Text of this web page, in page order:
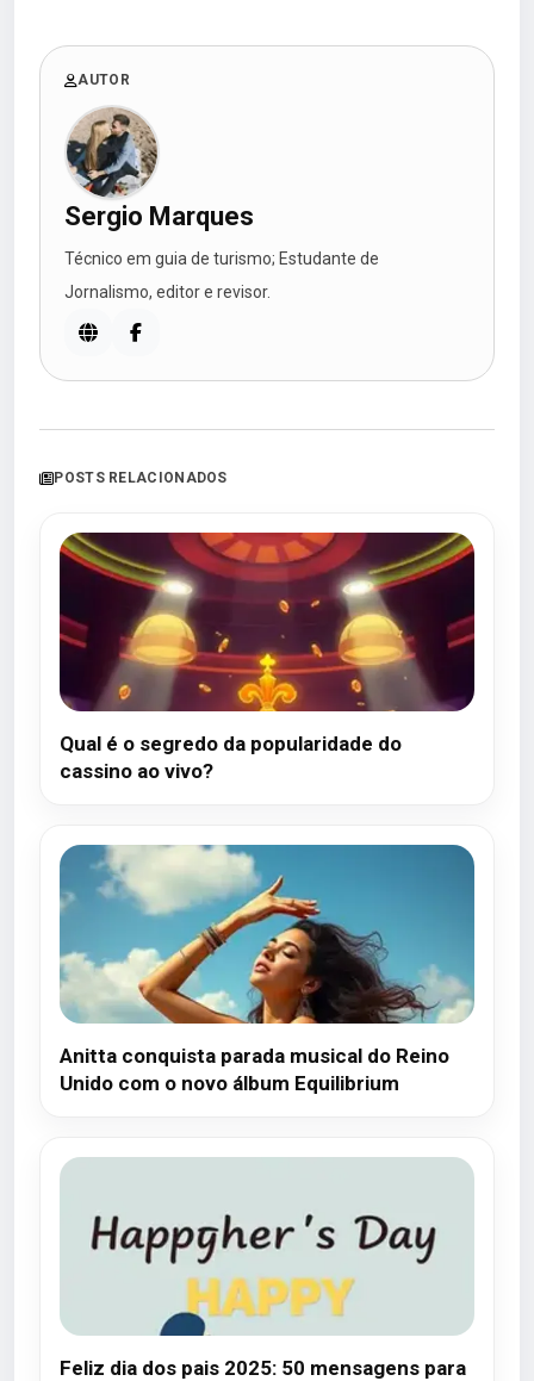
AUTOR
Sergio Marques
Técnico em guia de turismo; Estudante de
Jornalismo, editor e revisor.
POSTS RELACIONADOS
Qual é o segredo da popularidade do
cassino ao vivo?
Anitta conquista parada musical do Reino
Unido com o novo álbum Equilibrium
Feliz dia dos pais 2025: 50 mensagens para